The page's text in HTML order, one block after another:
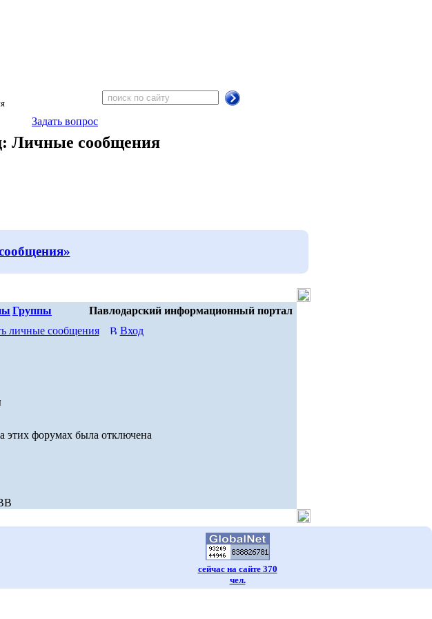
Задать вопрос
Личные сообщения
Группы
Павлодарский информационный портал
личные сообщения
Вход
этих форумах была отключена
сейчас на сайте 370
чел.